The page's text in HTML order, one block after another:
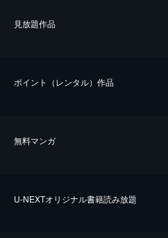
⾒放題作品
ポイント（レンタル）作品
無料マンガ
U-NEXTオリジナル書籍読み放題